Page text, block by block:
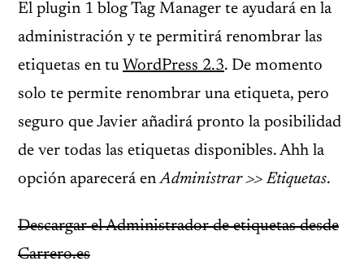
El plugin 1 blog Tag Manager te ayudará en la
administración y te permitirá renombrar las
etiquetas en tu WordPress 2.3. De momento
solo te permite renombrar una etiqueta, pero
seguro que Javier añadirá pronto la posibilidad
de ver todas las etiquetas disponibles. Ahh la
opción aparecerá enAdministrar >> Etiquetas.
Descargar el Administrador de etiquetas desde
Carrero.es